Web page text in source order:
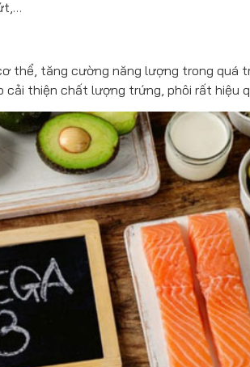
thể, tăng cường năng lượng trong quá
cải thiện chất lượng trứng, phôi rất hiệu